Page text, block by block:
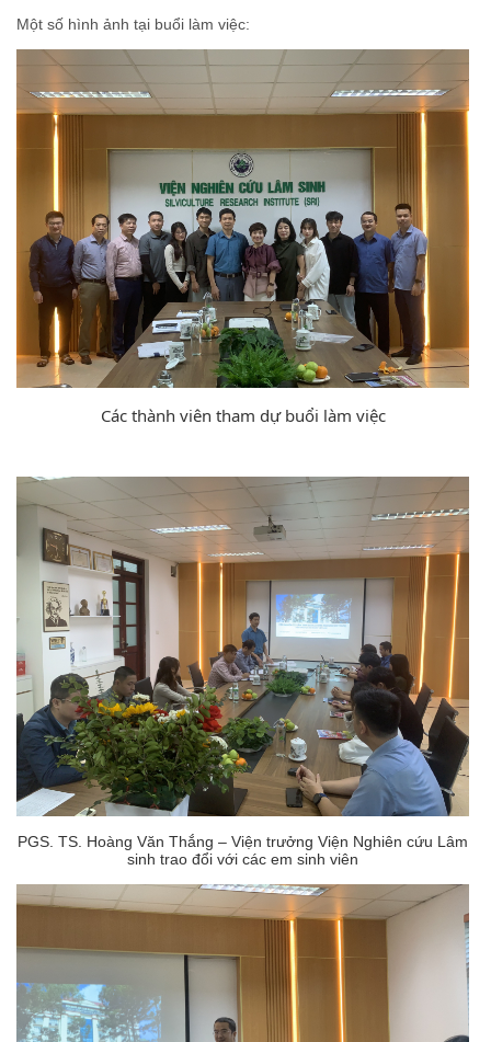
Một số hình ảnh tại buổi làm việc:
Các thành viên tham dự buổi làm việc
PGS. TS. Hoàng Văn Thắng – Viện trưởng Viện Nghiên cứu Lâm
sinh trao đổi với các em sinh viên